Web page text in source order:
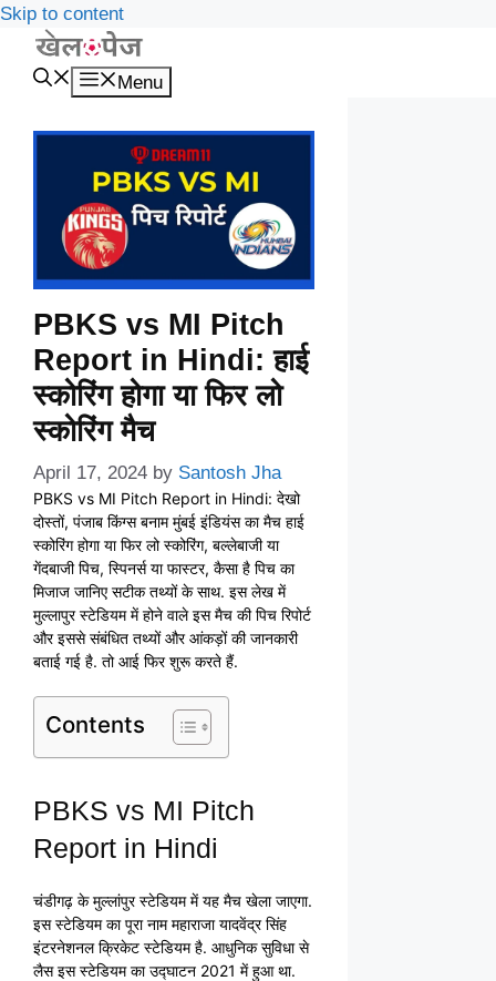
Skip to content
Menu
PBKS vs MI Pitch
Report in Hindi: हाई
स्कोरिंग होगा या फिर लो
स्कोरिंग मैच
April 17, 2024 by Santosh Jha
PBKS vs MI Pitch Report in Hindi: देखो
दोस्तों, पंजाब किंग्स बनाम मुंबई इंडियंस का मैच हाई
स्कोरिंग होगा या फिर लो स्कोरिंग, बल्लेबाजी या
गेंदबाजी पिच, स्पिनर्स या फास्टर, कैसा है पिच का
मिजाज जानिए सटीक तथ्यों के साथ. इस लेख में
मुल्लापुर स्टेडियम में होने वाले इस मैच की पिच रिपोर्ट
और इससे संबंधित तथ्यों और आंकड़ों की जानकारी
बताई गई है. तो आई फिर शुरू करते हैं.
Contents
PBKS vs MI Pitch
Report in Hindi
चंडीगढ़ के मुल्लांपुर स्टेडियम में यह मैच खेला जाएगा.
इस स्टेडियम का पूरा नाम महाराजा यादवेंद्र सिंह
इंटरनेशनल क्रिकेट स्टेडियम है. आधुनिक सुविधा से
लैस इस स्टेडियम का उद्घाटन 2021 में हुआ था.